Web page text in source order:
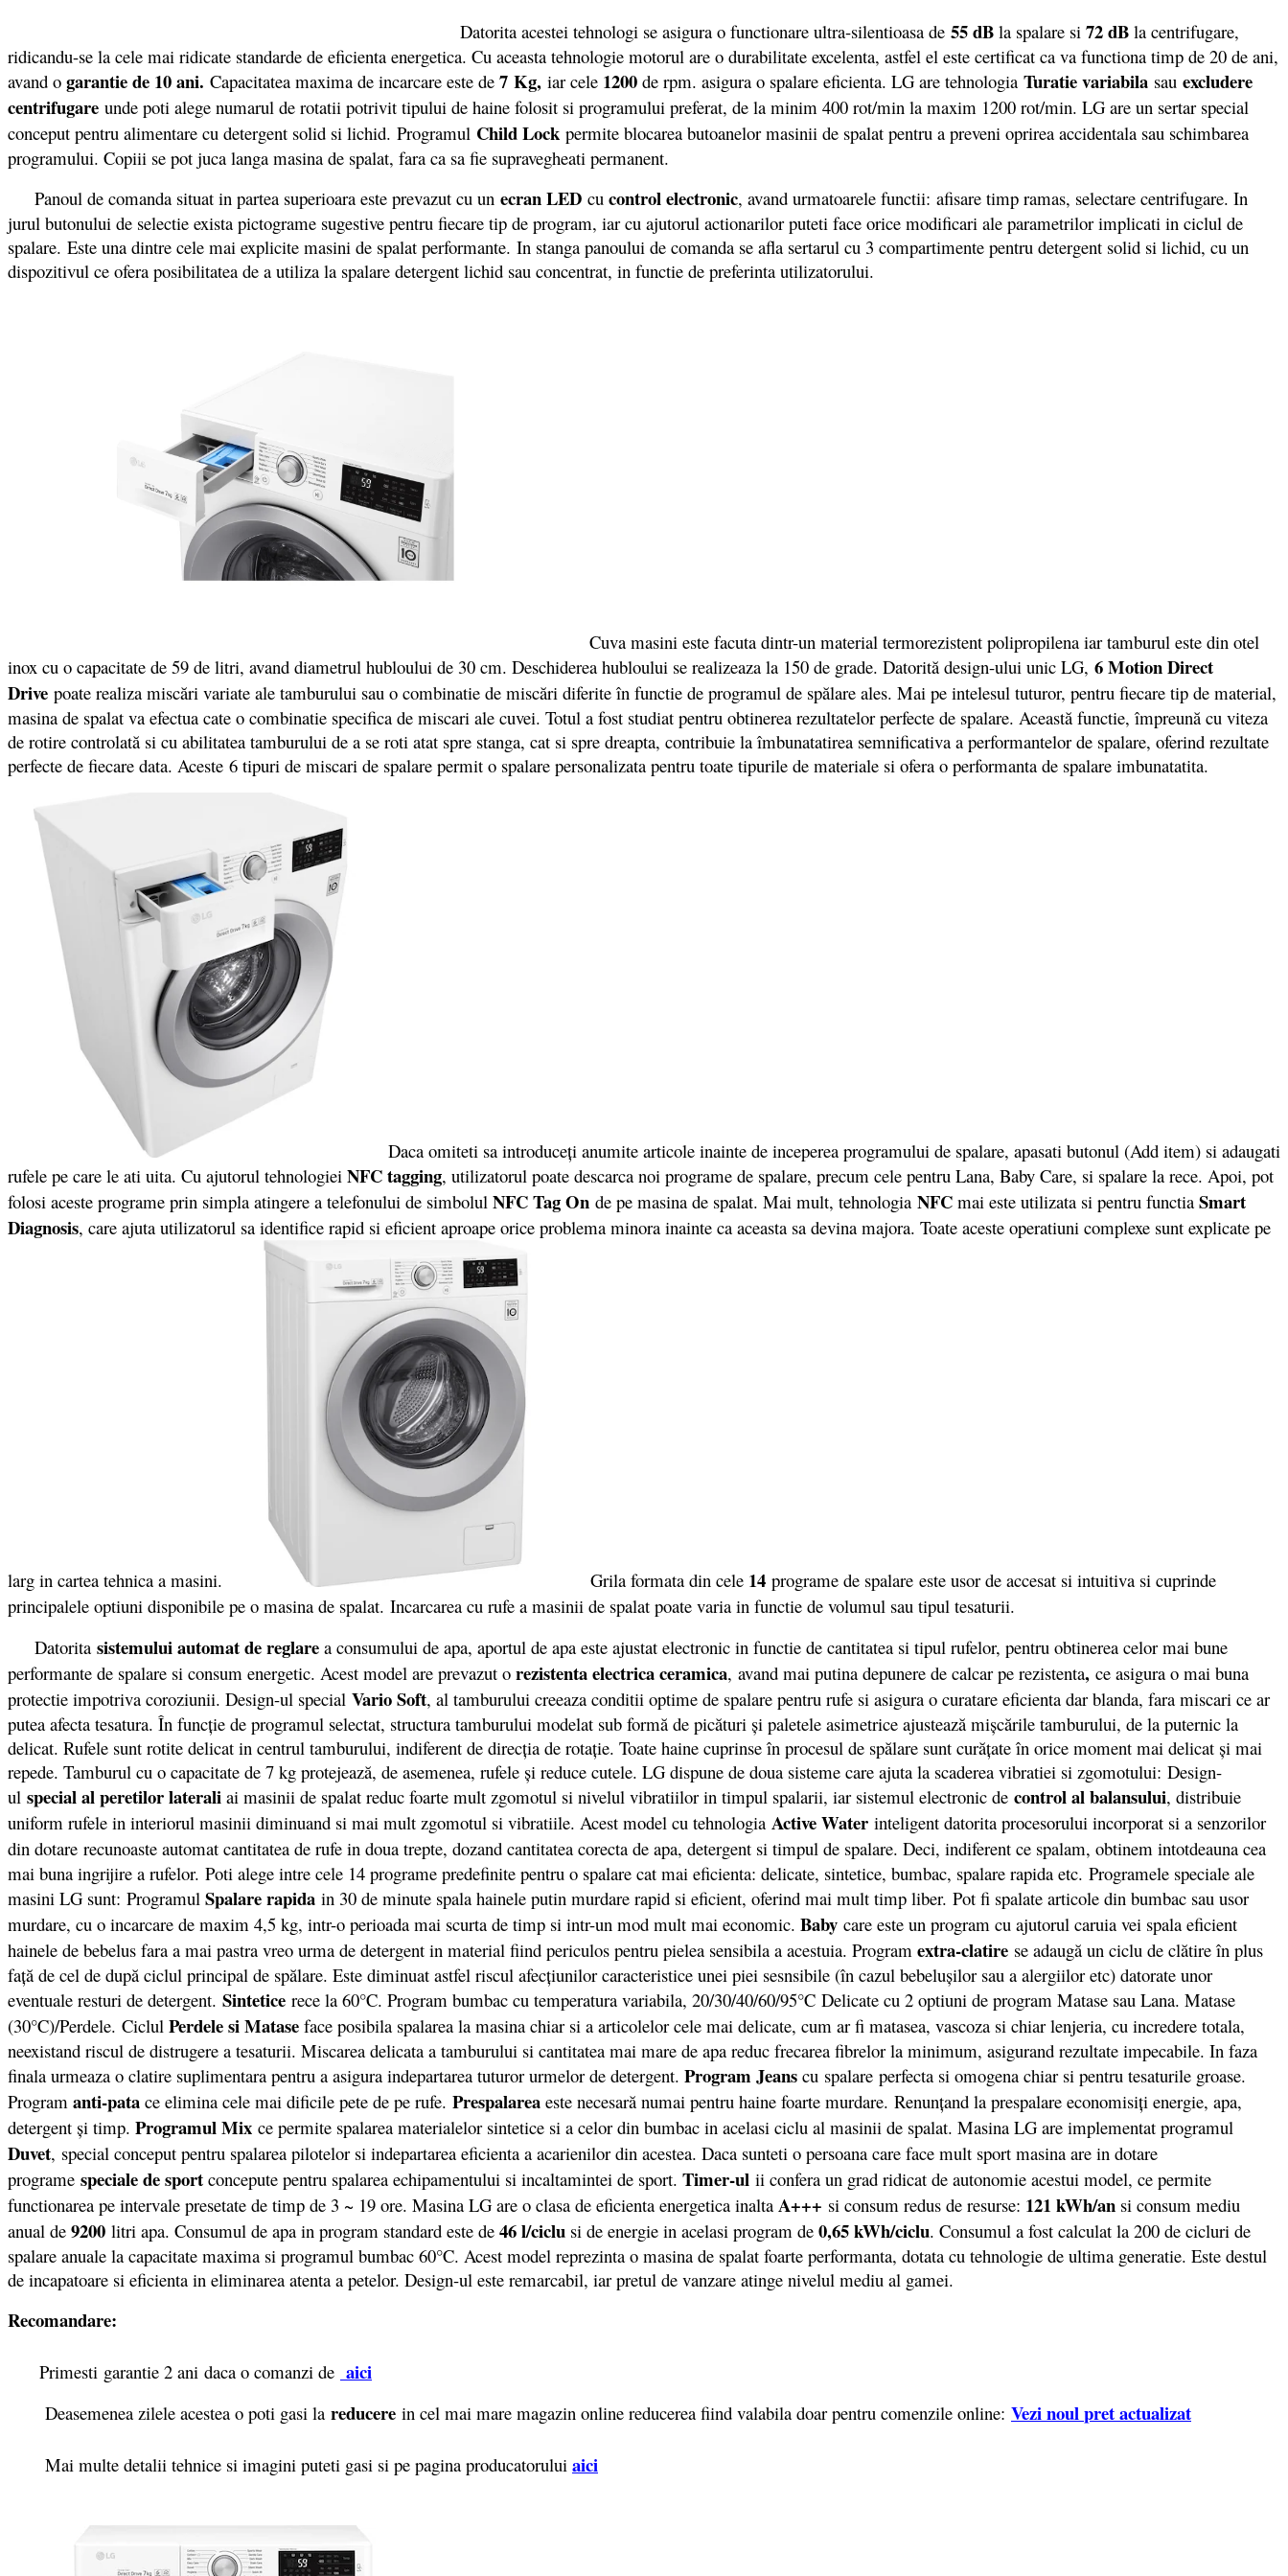
Datorita acestei tehnologi se asigura o functionare ultra-silentioasa de 55 dB la spalare si 72 dB la centrifugare,
ridicandu-se la cele mai ridicate standarde de eficienta energetica. Cu aceasta tehnologie motorul are o durabilitate excelenta, astfel el este certificat ca va functiona timp de 20 de ani,
avand o garantie de 10 ani. Capacitatea maxima de incarcare este de 7 Kg, iar cele 1200 de rpm. asigura o spalare eficienta. LG are tehnologia Turatie variabila sau excludere
centrifugare unde poti alege numarul de rotatii potrivit tipului de haine folosit si programului preferat, de la minim 400 rot/min la maxim 1200 rot/min. LG are un sertar special
conceput pentru alimentare cu detergent solid si lichid. Programul Child Lock permite blocarea butoanelor masinii de spalat pentru a preveni oprirea accidentala sau schimbarea
programului. Copiii se pot juca langa masina de spalat, fara ca sa fie supravegheati permanent.
Panoul de comanda situat in partea superioara este prevazut cu un ecran LED cu control electronic, avand urmatoarele functii: afisare timp ramas, selectare centrifugare. In
jurul butonului de selectie exista pictograme sugestive pentru fiecare tip de program, iar cu ajutorul actionarilor puteti face orice modificari ale parametrilor implicati in ciclul de
spalare. Este una dintre cele mai explicite masini de spalat performante. In stanga panoului de comanda se afla sertarul cu 3 compartimente pentru detergent solid si lichid, cu un
dispozitivul ce ofera posibilitatea de a utiliza la spalare detergent lichid sau concentrat, in functie de preferinta utilizatorului.
Cuva masini este facuta dintr-un material termorezistent polipropilena iar tamburul este din otel
inox cu o capacitate de 59 de litri, avand diametrul hubloului de 30 cm. Deschiderea hubloului se realizeaza la 150 de grade. Datorită design-ului unic LG, 6 Motion Direct
Drive poate realiza miscări variate ale tamburului sau o combinatie de miscări diferite în functie de programul de spălare ales. Mai pe intelesul tuturor, pentru fiecare tip de material,
masina de spalat va efectua cate o combinatie specifica de miscari ale cuvei. Totul a fost studiat pentru obtinerea rezultatelor perfecte de spalare. Această functie, împreună cu viteza
de rotire controlată si cu abilitatea tamburului de a se roti atat spre stanga, cat si spre dreapta, contribuie la îmbunatatirea semnificativa a performantelor de spalare, oferind rezultate
perfecte de fiecare data. Aceste 6 tipuri de miscari de spalare permit o spalare personalizata pentru toate tipurile de materiale si ofera o performanta de spalare imbunatatita.
Daca omiteti sa introduceți anumite articole inainte de inceperea programului de spalare, apasati butonul (Add item) si adaugati
rufele pe care le ati uita. Cu ajutorul tehnologiei NFC tagging, utilizatorul poate descarca noi programe de spalare, precum cele pentru Lana, Baby Care, si spalare la rece. Apoi, pot
folosi aceste programe prin simpla atingere a telefonului de simbolul NFC Tag On de pe masina de spalat. Mai mult, tehnologia NFC mai este utilizata si pentru functia Smart
Diagnosis, care ajuta utilizatorul sa identifice rapid si eficient aproape orice problema minora inainte ca aceasta sa devina majora. Toate aceste operatiuni complexe sunt explicate pe
larg in cartea tehnica a masini. Grila formata din cele 14 programe de spalare este usor de accesat si intuitiva si cuprinde
principalele optiuni disponibile pe o masina de spalat. Incarcarea cu rufe a masinii de spalat poate varia in functie de volumul sau tipul tesaturii.
Datorita sistemului automat de reglare a consumului de apa, aportul de apa este ajustat electronic in functie de cantitatea si tipul rufelor, pentru obtinerea celor mai bune
performante de spalare si consum energetic. Acest model are prevazut o rezistenta electrica ceramica, avand mai putina depunere de calcar pe rezistenta, ce asigura o mai buna
protectie impotriva coroziunii. Design-ul special Vario Soft, al tamburului creeaza conditii optime de spalare pentru rufe si asigura o curatare eficienta dar blanda, fara miscari ce ar
putea afecta tesatura. În funcție de programul selectat, structura tamburului modelat sub formă de picături și paletele asimetrice ajustează mișcările tamburului, de la puternic la
delicat. Rufele sunt rotite delicat in centrul tamburului, indiferent de direcția de rotație. Toate haine cuprinse în procesul de spălare sunt curățate în orice moment mai delicat și mai
repede. Tamburul cu o capacitate de 7 kg protejează, de asemenea, rufele și reduce cutele. LG dispune de doua sisteme care ajuta la scaderea vibratiei si zgomotului: Design-
ul special al peretilor laterali ai masinii de spalat reduc foarte mult zgomotul si nivelul vibratiilor in timpul spalarii, iar sistemul electronic de control al balansului, distribuie
uniform rufele in interiorul masinii diminuand si mai mult zgomotul si vibratiile. Acest model cu tehnologia Active Water inteligent datorita procesorului incorporat si a senzorilor
din dotare recunoaste automat cantitatea de rufe in doua trepte, dozand cantitatea corecta de apa, detergent si timpul de spalare. Deci, indiferent ce spalam, obtinem intotdeauna cea
mai buna ingrijire a rufelor. Poti alege intre cele 14 programe predefinite pentru o spalare cat mai eficienta: delicate, sintetice, bumbac, spalare rapida etc. Programele speciale ale
masini LG sunt: Programul Spalare rapida in 30 de minute spala hainele putin murdare rapid si eficient, oferind mai mult timp liber. Pot fi spalate articole din bumbac sau usor
murdare, cu o incarcare de maxim 4,5 kg, intr-o perioada mai scurta de timp si intr-un mod mult mai economic. Baby care este un program cu ajutorul caruia vei spala eficient
hainele de bebelus fara a mai pastra vreo urma de detergent in material fiind periculos pentru pielea sensibila a acestuia. Program extra-clatire se adaugă un ciclu de clătire în plus
faţă de cel de după ciclul principal de spălare. Este diminuat astfel riscul afecţiunilor caracteristice unei piei sesnsibile (în cazul bebeluşilor sau a alergiilor etc) datorate unor
eventuale resturi de detergent. Sintetice rece la 60°C. Program bumbac cu temperatura variabila, 20/30/40/60/95°C Delicate cu 2 optiuni de program Matase sau Lana. Matase
(30°C)/Perdele. Ciclul Perdele si Matase face posibila spalarea la masina chiar si a articolelor cele mai delicate, cum ar fi matasea, vascoza si chiar lenjeria, cu incredere totala,
neexistand riscul de distrugere a tesaturii. Miscarea delicata a tamburului si cantitatea mai mare de apa reduc frecarea fibrelor la minimum, asigurand rezultate impecabile. In faza
finala urmeaza o clatire suplimentara pentru a asigura indepartarea tuturor urmelor de detergent. Program Jeans cu spalare perfecta si omogena chiar si pentru tesaturile groase.
Program anti-pata ce elimina cele mai dificile pete de pe rufe. Prespalarea este necesară numai pentru haine foarte murdare. Renunţand la prespalare economisiţi energie, apa,
detergent şi timp. Programul Mix ce permite spalarea materialelor sintetice si a celor din bumbac in acelasi ciclu al masinii de spalat. Masina LG are implementat programul
Duvet, special conceput pentru spalarea pilotelor si indepartarea eficienta a acarienilor din acestea. Daca sunteti o persoana care face mult sport masina are in dotare
programe speciale de sport concepute pentru spalarea echipamentului si incaltamintei de sport. Timer-ul ii confera un grad ridicat de autonomie acestui model, ce permite
functionarea pe intervale presetate de timp de 3 ~ 19 ore. Masina LG are o clasa de eficienta energetica inalta A+++ si consum redus de resurse: 121 kWh/an si consum mediu
anual de 9200 litri apa. Consumul de apa in program standard este de 46 l/ciclu si de energie in acelasi program de 0,65 kWh/ciclu. Consumul a fost calculat la 200 de cicluri de
spalare anuale la capacitate maxima si programul bumbac 60°C. Acest model reprezinta o masina de spalat foarte performanta, dotata cu tehnologie de ultima generatie. Este destul
de incapatoare si eficienta in eliminarea atenta a petelor. Design-ul este remarcabil, iar pretul de vanzare atinge nivelul mediu al gamei.
Recomandare:
Primesti garantie 2 ani daca o comanzi de aici
Deasemenea zilele acestea o poti gasi la reducere in cel mai mare magazin online reducerea fiind valabila doar pentru comenzile online: Vezi noulpret actualizat
Mai multe detalii tehnice si imagini puteti gasi si pe pagina producatorului aici